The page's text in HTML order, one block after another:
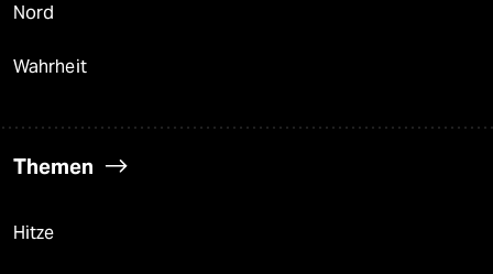
Nord
Wahrheit
Themen
Hitze